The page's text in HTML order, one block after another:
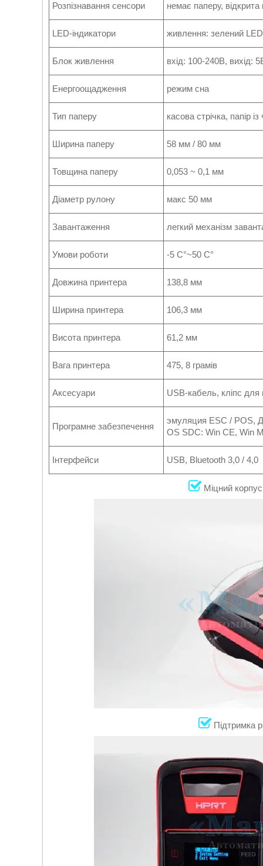
Розпізнавання сенсори немає паперу,
LED-індикатори живлення: зелений
Блок живлення вхід: 100-240B, вихід:
Енергоощадження режим сна
Тип паперу касова стрічка, папір
Ширина паперу 58 мм / 80 мм
Товщина паперу 0,053 ~ 0,1 мм
Діаметр рулону макс 50 мм
Завантаження легкий механізм
Умови роботи -5 C°~50 C°
Довжина принтера 138,8 мм
Ширина принтера 106,3 мм
Висота принтера 61,2 мм
Вага принтера 475, 8 грамів
Аксесуари USB-кабель, кліпс для
Програмне забезпечення
эмуляция ESC / POS,
OS SDC: Win CE, Win
Інтерфейси USB, Bluetooth 3,0 / 4,0
Міцний
Підтримка